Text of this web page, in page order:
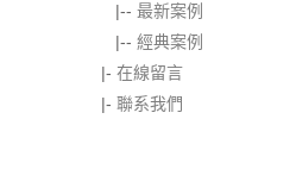
|-- 最新案例
|-- 經典案例
|- 在線留言
|- 聯系我們